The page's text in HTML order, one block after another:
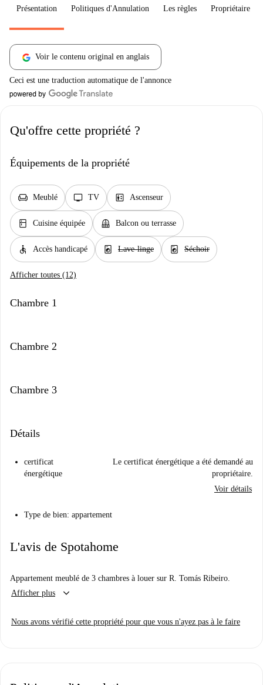
Présentation Politiques d'Annulation Les règles Propriétaire
Voir le contenu original en anglais
Ceci est une traduction automatique de l'annonce
Qu'offre cette propriété ?
Équipements de la propriété
chair Meublé tv TV elevator Ascenseur
kitchen Cuisine équipée balcony Balcon ou terrasse
accessible Accès handicapé local_laundry_service Lave-linge local_laundry_service Séchoir
Afficher toutes (12)
Chambre 1
Chambre 2
Chambre 3
Détails
certificat
énergétique
Le certificat énergétique a été demandé au
propriétaire.
Voir détails
Type de bien: appartement
L'avis de Spotahome
Appartement meublé de 3 chambres à louer sur R. Tomás Ribeiro.
Afficher plus
keyboard_arrow_down
Nous avons vérifié cette propriété pour que vous n'ayez pas à le faire